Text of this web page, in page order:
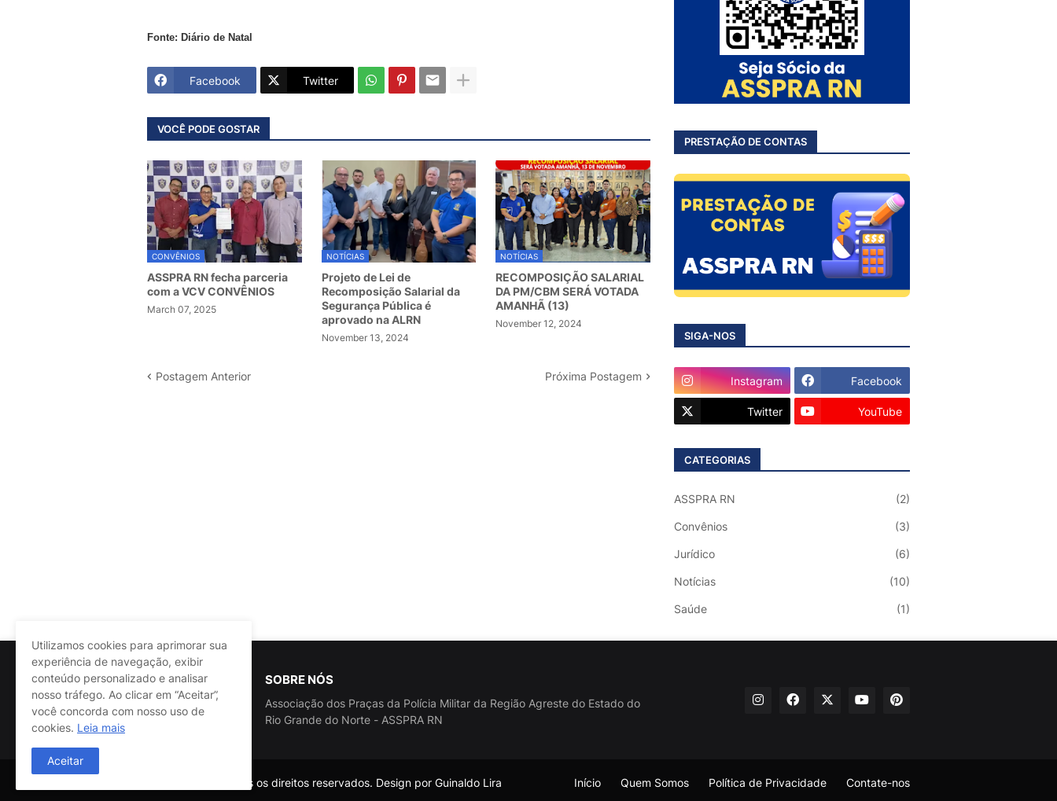
Fonte: Diário de Natal
Facebook Twitter
VOCÊ PODE GOSTAR
CONVÊNIOS
ASSPRA RN fecha parceria
com a VCV CONVÊNIOS
March 07, 2025
NOTÍCIAS
Projeto de Lei de
Recomposição Salarial da
Segurança Pública é
aprovado na ALRN
November 13, 2024
NOTÍCIAS
RECOMPOSIÇÃO SALARIAL
DA PM/CBM SERÁ VOTADA
AMANHÃ (13)
November 12, 2024
Postagem Anterior Próxima Postagem
PRESTAÇÃO DE CONTAS
SIGA-NOS
Instagram Facebook
Twitter YouTube
CATEGORIAS
ASSPRA RN (2)
Convênios (3)
Jurídico (6)
Notícias (10)
Saúde (1)
SOBRE NÓS
Associação dos Praças da Polícia Militar da Região Agreste do Estado do
Rio Grande do Norte - ASSPRA RN
@ASSPRA RN Todos os direitos reservados. Design por Guinaldo Lira Início Quem Somos Política de Privacidade Contate-nos
Utilizamos cookies para aprimorar sua
experiência de navegação, exibir
conteúdo personalizado e analisar
nosso tráfego. Ao clicar em “Aceitar”,
você concorda com nosso uso de
cookies. Leia mais
Aceitar